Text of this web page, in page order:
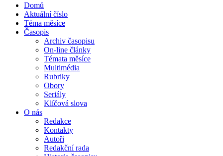
Domů
Aktuální číslo
Téma měsíce
Časopis
Archiv časopisu
On-line články
Témata měsíce
Multimédia
Rubriky
Obory
Seriály
Klíčová slova
O nás
Redakce
Kontakty
Autoři
Redakční rada